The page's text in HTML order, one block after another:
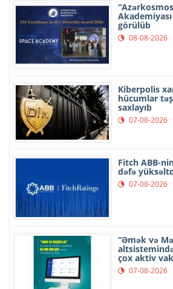
görülüb
08-08-2026
Kiberpolis
hücumlar
saxlayıb
07-08-2026
Fitch ABB-
dəfə
07-08-2026
“Əmək və
çox aktiv
07-08-2026